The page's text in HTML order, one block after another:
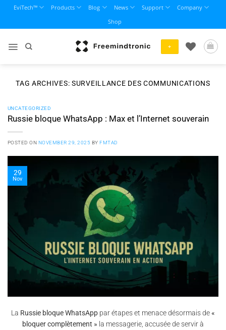
content
EviTech™ Products Blog News Support
Company
Shop
+
TAG ARCHIVES:SURVEILLANCE DES COMMUNICATIONS
UNCATEGORIZED
Russie bloque WhatsApp : Max et l’Internet souverain
POSTED ON NOVEMBER 29, 2025 BYFMTAD
29
Nov
La Russie bloque WhatsApp par étapes et menace désormais de«
bloquer complètement » la messagerie, accusée de servir à